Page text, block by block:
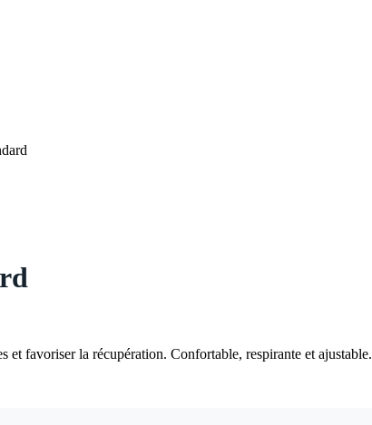
et favoriser la récupération. Confortable, respirante et ajustable.